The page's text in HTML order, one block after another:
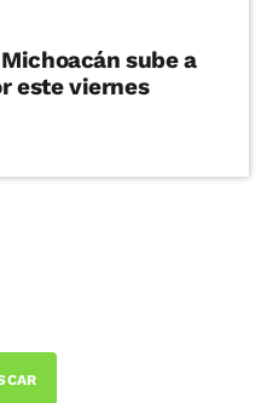
sube a
este viernes